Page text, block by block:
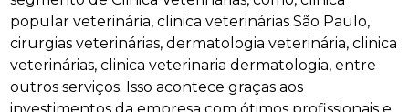
popular veterinária, clinica veterinárias São Paulo,
cirurgias veterinárias, dermatologia veterinária, clinica
veterinárias, clinica veterinaria dermatologia, entre
outros serviços. Isso acontece graças aos